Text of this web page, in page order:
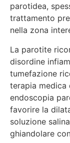
parotidea,
trattamento
nella zona
La parotite
disordine
tumefazione
terapia medica
endoscopia
favorire la
soluzione
ghiandolare